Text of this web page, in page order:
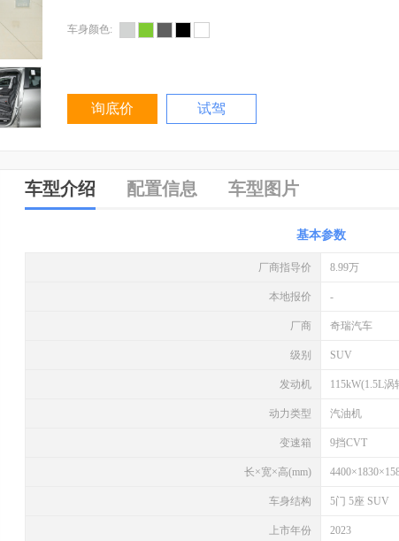
车身颜色:
询底价 试驾
车型介绍 配置信息 车型图片
基本参数
厂商指导价 8.99万
本地报价 -
厂商 奇瑞汽车
级别 SUV
发动机 115kW(1.5L涡
动力类型 汽油机
变速箱 9挡CVT
长×宽×高(mm)
车身结构 5门 5座 SUV
上市年份 2023